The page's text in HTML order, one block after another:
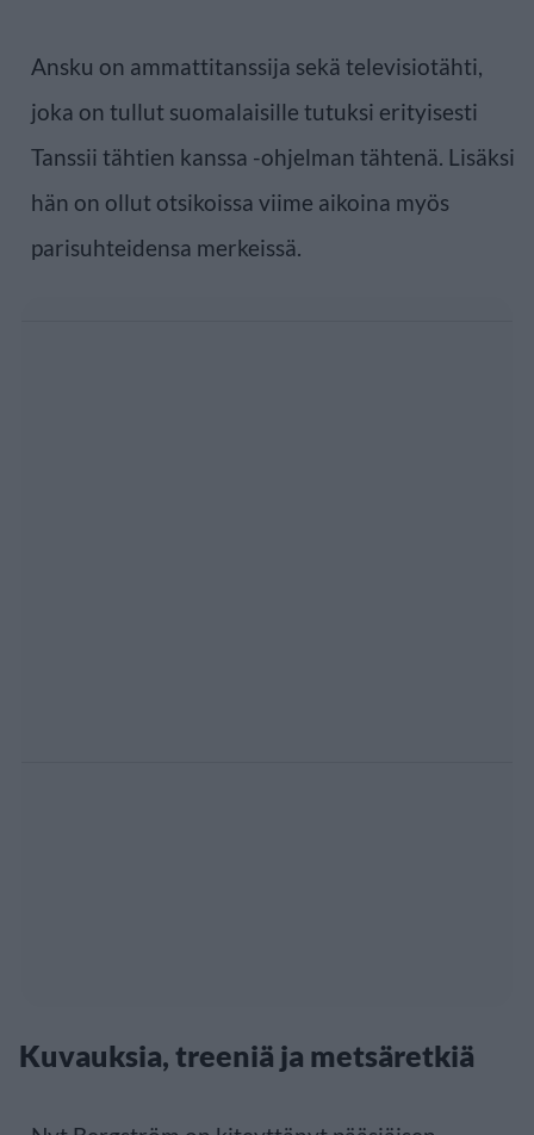
Ansku on ammattitanssija sekä televisiotähti,
joka on tullut suomalaisille tutuksi erityisesti
Tanssii tähtien kanssa -ohjelman tähtenä. Lisäksi
hän on ollut otsikoissa viime aikoina myös
parisuhteidensa merkeissä.
Kuvauksia, treeniä ja metsäretkiä